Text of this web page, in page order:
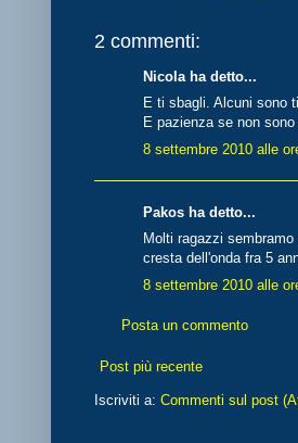
2 commenti:
Nicola ha detto...
E ti sbagli. Alcuni sono
E pazienza se non
8 settembre 2010 alle
Pakos ha detto...
Molti ragazzi
cresta dell'onda fra 5
8 settembre 2010 alle
Posta un commento
Post più recente
Iscriviti a: Commenti sul post